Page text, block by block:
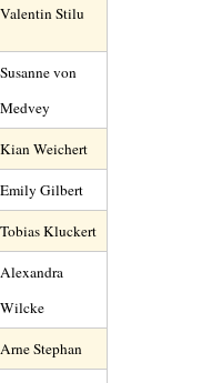
Valentin Stilu
Susanne von
Medvey
Kian Weichert
Emily Gilbert
Tobias Kluckert
Alexandra
Wilcke
Arne Stephan